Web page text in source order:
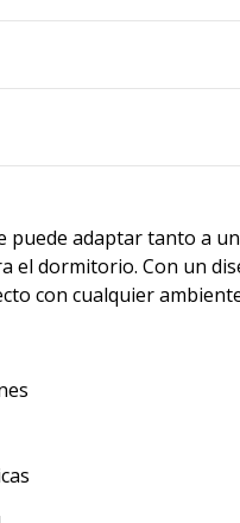
puede adaptar tanto a
el dormitorio. Con un
con cualquier